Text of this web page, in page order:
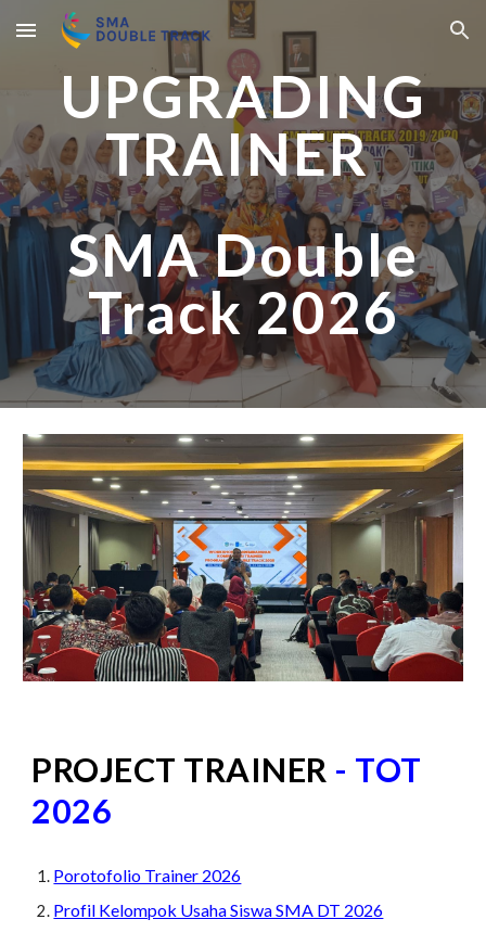
Skip to main content Skip to navigation
UPGRADING
TRAINER
SMA Double
Track 2026
PROJECT TRAINER - TOT
2026
Porotofolio Trainer 2026
Profil Kelompok Usaha Siswa SMA DT 2026